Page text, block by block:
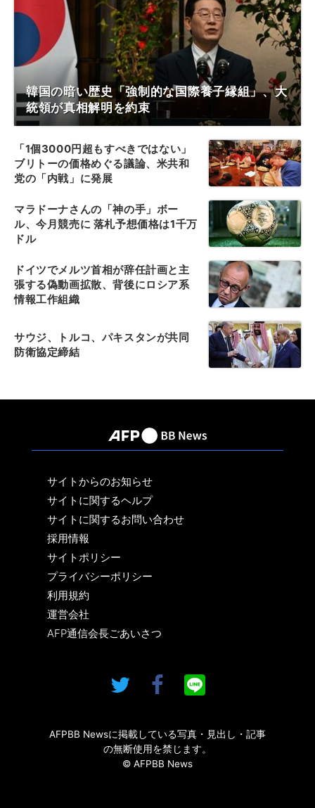
韓国の暗い歴史「強制的な国際養子縁組」、大
統領が真相解明を約束
「1個3000円超もすべきではない」
ブリトーの価格めぐる議論、米共和
党の「内戦」に発展
マラドーナさんの「神の手」ボー
ル、今月競売に 落札予想価格は1千万
ドル
ドイツでメルツ首相が辞任計画と主
張する偽動画拡散、背後にロシア系
情報工作組織
サウジ、トルコ、パキスタンが共同
防衛協定締結
サイトからのお知らせ
サイトに関するヘルプ
サイトに関するお問い合わせ
採用情報
サイトポリシー
プライバシーポリシー
利用規約
運営会社
AFP通信会長ごあいさつ
AFPBB Newsに掲載している写真・見出し・記事
の無断使用を禁じます。
© AFPBB News